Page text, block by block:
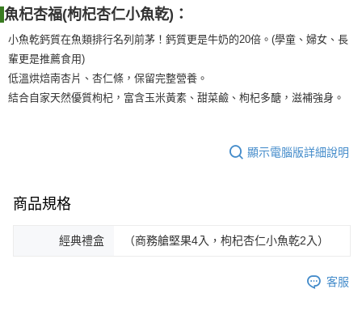
黑貓宅急便(貨到付款)
每筆NT$260，滿NT$3,000(含以上)免運費
魚杞杏福(枸杞杏仁小魚乾)：
小魚乾鈣質在魚類排行名列前茅！鈣質更是牛奶的20倍。(學童、婦女、長
輩更是推薦食用)
低溫烘焙南杏片、杏仁條，保留完整營養。
結合自家天然優質枸杞，富含玉米黃素、甜菜鹼、枸杞多醣，滋補強身。
顯示電腦版詳細說明
商品規格
經典禮盒 （商務艙堅果4入，枸杞杏仁小魚乾2入）
客服